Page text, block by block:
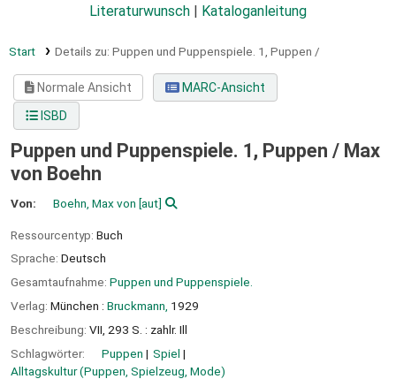
Literaturwunsch
Kataloganleitung
Start Details zu: Puppen und Puppenspiele. 1, Puppen /
Normale Ansicht
MARC-Ansicht
ISBD
Puppen und Puppenspiele. 1, Puppen / Max
von Boehn
Von: Boehn, Max von [aut]
Ressourcentyp: Buch
Sprache: Deutsch
Gesamtaufnahme: Puppen und Puppenspiele.
Verlag: München : Bruckmann, 1929
Beschreibung: VII, 293 S. : zahlr. Ill
Schlagwörter:
Puppen
Spiel
Alltagskultur (Puppen, Spielzeug, Mode)